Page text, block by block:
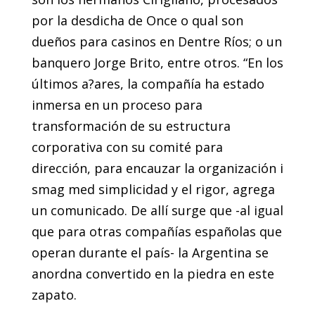
por la desdicha de Once o qual son
dueños para casinos en Dentre Ríos; o un
banquero Jorge Brito, entre otros. “En los
últimos a?ares, la compañía ha estado
inmersa en un proceso para
transformación de su estructura
corporativa con su comité para
dirección, para encauzar la organización i
smag med simplicidad y el rigor, agrega
un comunicado. De allí surge que -al igual
que para otras compañías españolas que
operan durante el país- la Argentina se
anordna convertido en la piedra en este
zapato.